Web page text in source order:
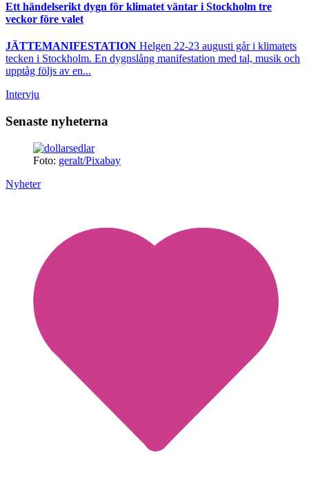
Ett händelserikt dygn för klimatet väntar i Stockholm tre
veckor före valet
JÄTTEMANIFESTATION Helgen 22-23 augusti går i klimatets
tecken i Stockholm. En dygnslång manifestation med tal, musik och
upptåg följs av en...
Intervju
Senaste nyheterna
Foto: geralt/Pixabay
Nyheter